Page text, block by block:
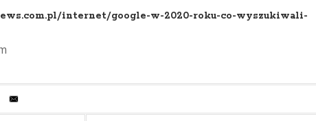
internet/google-w-2020-roku-co-wyszukiwali-